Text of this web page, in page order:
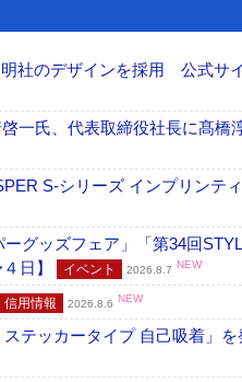
社のデザインを採用 公式サ
一氏、代表取締役社長に髙橋
S-シリーズ インプリン
グッズフェア」「第34回
日】
イベント 2026.8.7 NEW
信用情報 2026.8.6 NEW
テッカータイプ 自己吸着」